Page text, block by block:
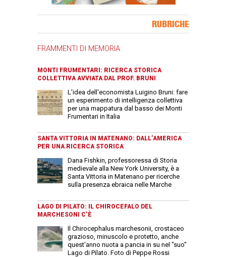
RUBRICHE
FRAMMENTI DI MEMORIA
MONTI FRUMENTARI: RICERCA STORICA
COLLETTIVA AVVIATA DAL PROF. BRUNI
L'idea dell'economista Luigino Bruni: fare
un esperimento di intelligenza collettiva
per una mappatura dal basso dei Monti
Frumentari in Italia
SANTA VITTORIA IN MATENANO: DALL’AMERICA
PER UNA RICERCA STORICA
Dana Fishkin, professoressa di Storia
medievale alla New York University, è a
Santa Vittoria in Matenano per ricerche
sulla presenza ebraica nelle Marche
LAGO DI PILATO: IL CHIROCEFALO DEL
MARCHESONI C’È
Il Chirocephalus marchesonii, crostaceo
grazioso, minuscolo e protetto, anche
quest'anno nuota a pancia in su nel "suo"
Lago di Pilato. Foto di Peppe Rossi